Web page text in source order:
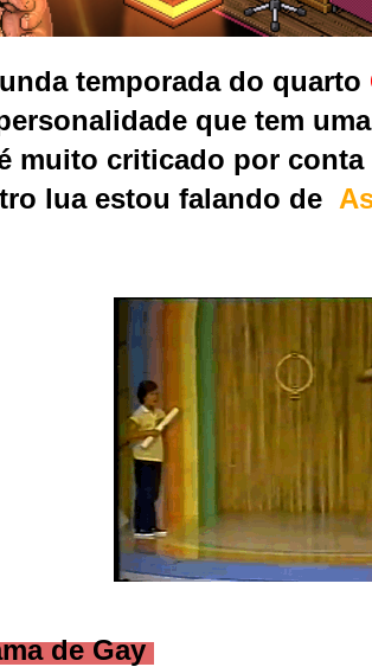
temporada do quarto
que tem
muito criticado por
lua estou falando de
de Gay